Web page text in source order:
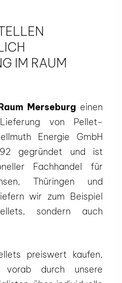
A
IM RAUM M
Merseburg einen
von Pellet-
Energie GmbH
gegründet und ist
Fachhandel für
Thüringen und
wir zum Beispiel
sondern auch
preiswert kaufen,
durch unsere